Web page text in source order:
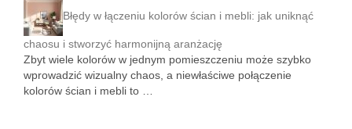
Błędy w łączeniu kolorów ścian i mebli: jak uniknąć
chaosu i stworzyć harmonijną aranżację
Zbyt wiele kolorów w jednym pomieszczeniu może szybko
wprowadzić wizualny chaos, a niewłaściwe połączenie
kolorów ścian i mebli to …